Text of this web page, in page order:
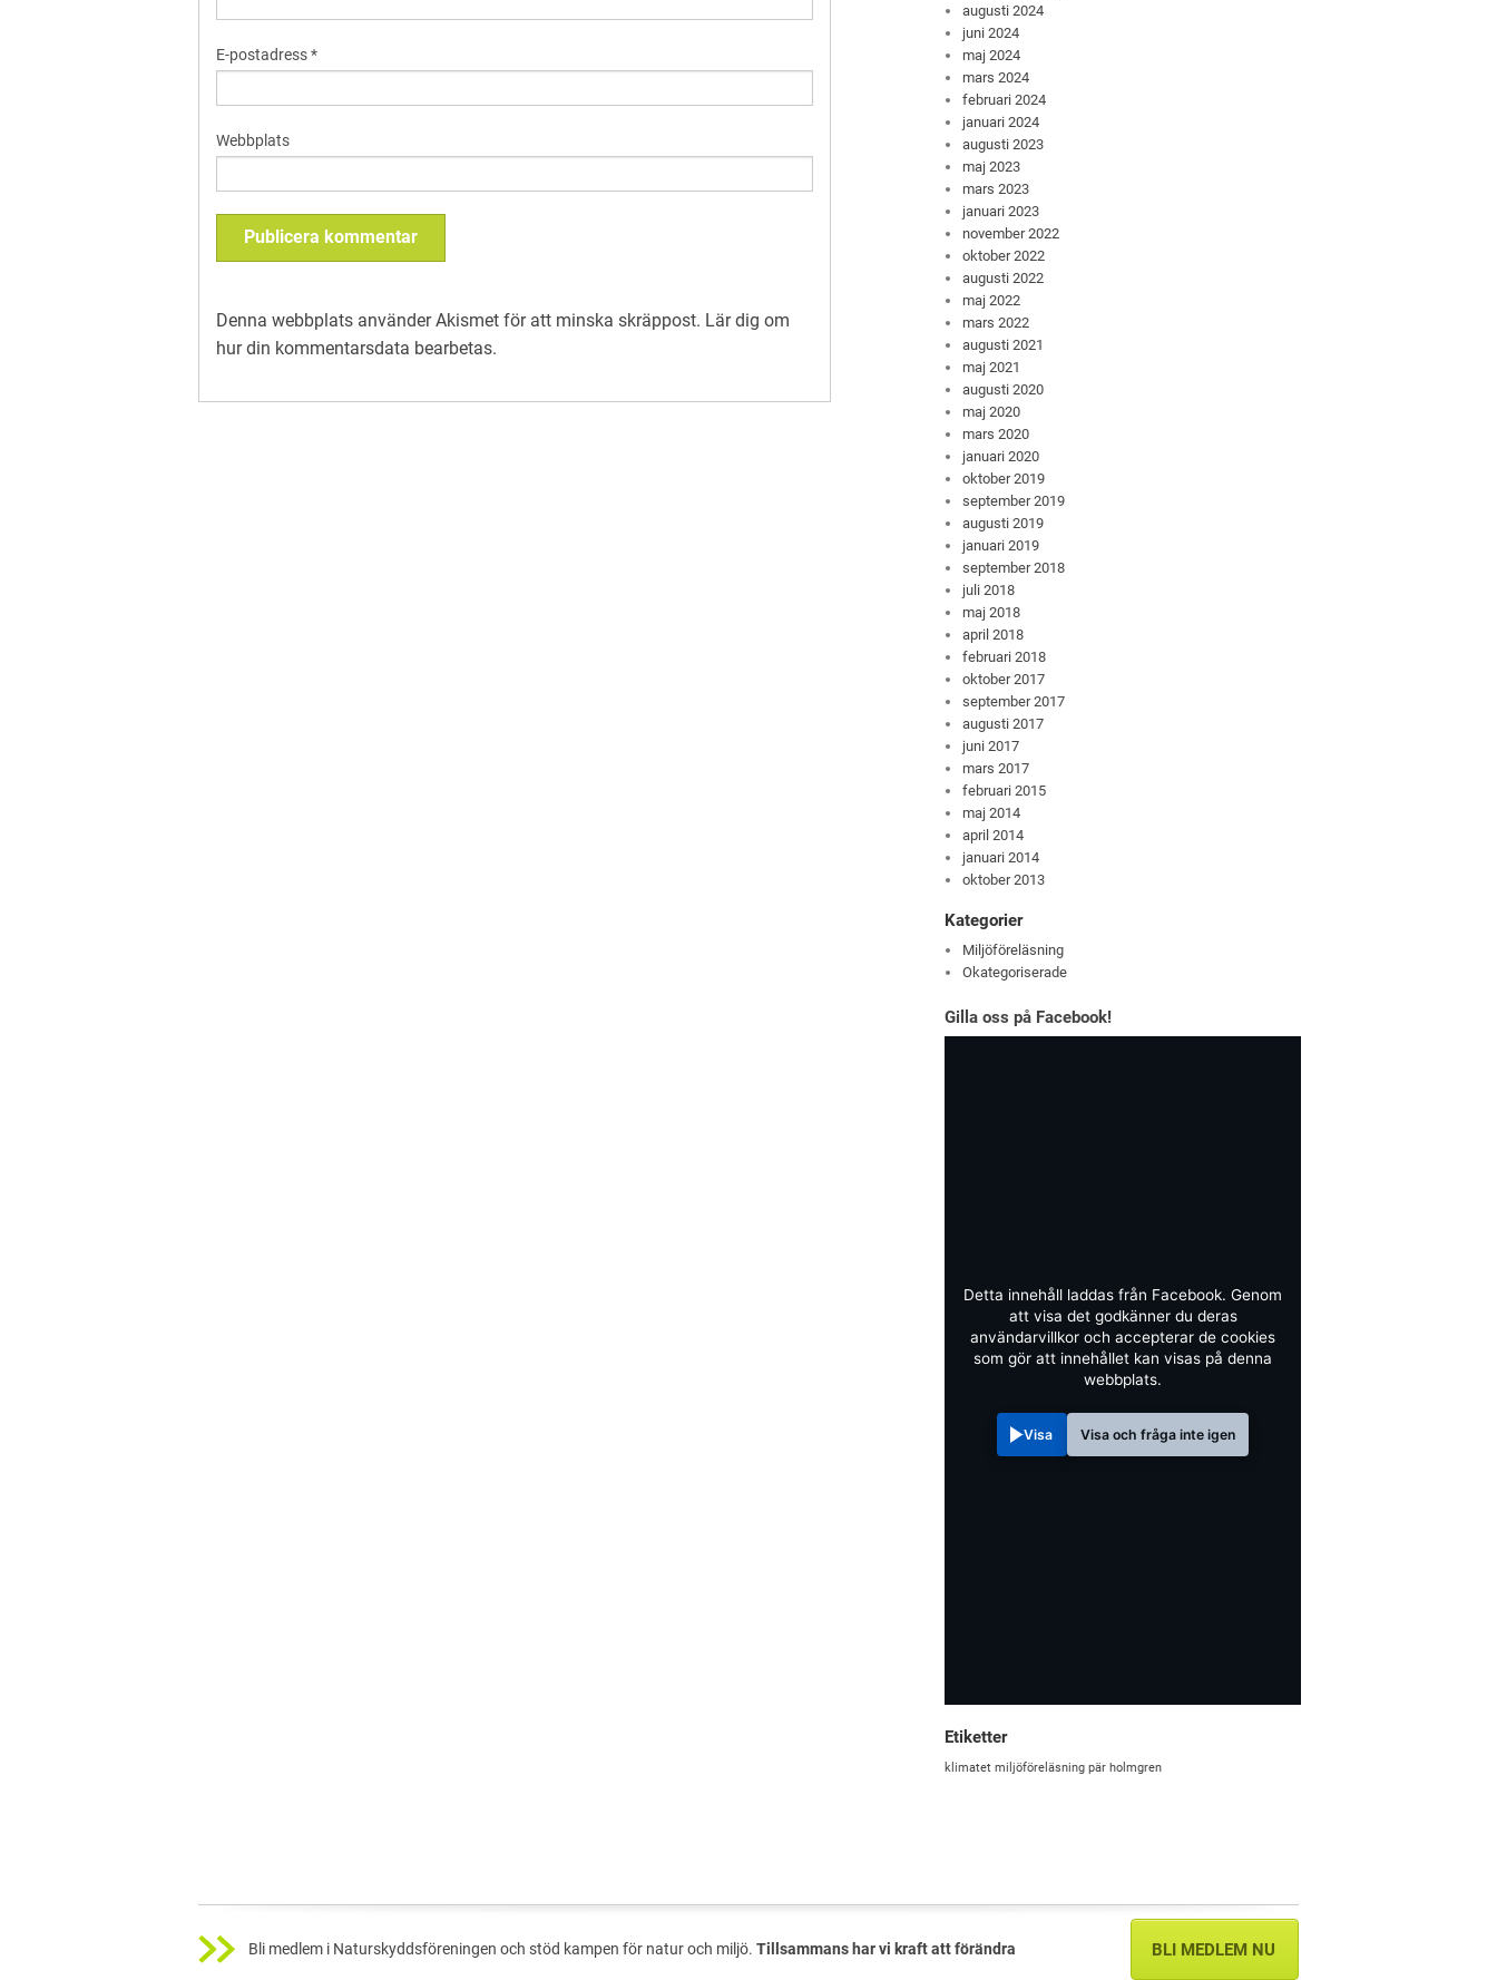
E-postadress*
Webbplats
Denna webbplats använder Akismet för att minska skräppost. Lär dig om
hur din kommentarsdata bearbetas.
augusti 2024
juni 2024
maj 2024
mars 2024
februari 2024
januari 2024
augusti 2023
maj 2023
mars 2023
januari 2023
november 2022
oktober 2022
augusti 2022
maj 2022
mars 2022
augusti 2021
maj 2021
augusti 2020
maj 2020
mars 2020
januari 2020
oktober 2019
september 2019
augusti 2019
januari 2019
september 2018
juli 2018
maj 2018
april 2018
februari 2018
oktober 2017
september 2017
augusti 2017
juni 2017
mars 2017
februari 2015
maj 2014
april 2014
januari 2014
oktober 2013
Kategorier
Miljöföreläsning
Okategoriserade
Gilla oss på Facebook!
Detta innehåll laddas från Facebook. Genom
att visa det godkänner du deras
användarvillkor och accepterar de cookies
som gör att innehållet kan visas på denna
webbplats.
Visa Visa och fråga inte igen
Etiketter
klimatet miljöföreläsning pär holmgren
Bli medlem i Naturskyddsföreningen och stöd kampen för natur och miljö. Tillsammans har vi kraft att förändra BLI MEDLEM NU